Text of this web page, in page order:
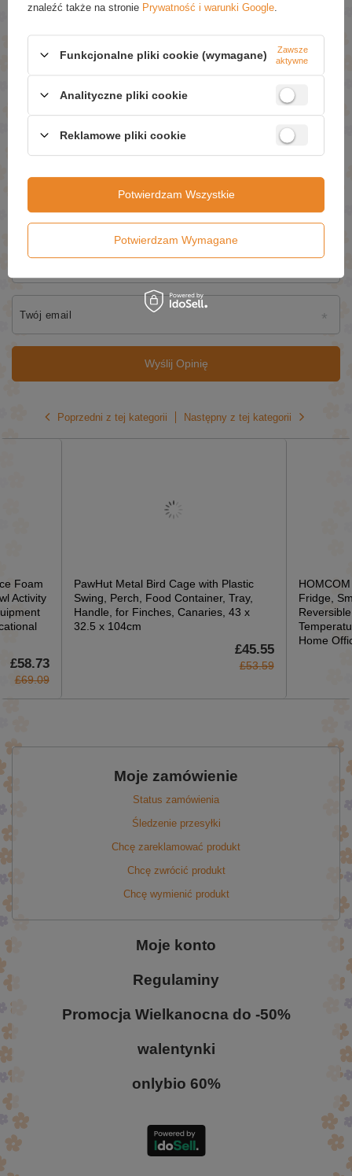
Twoja ocena:
Dodaj własne zdjęcie produktu:
Twój email
Wyślij Opinię
Poprzedni z tej kategorii
Foam
Activity
£58.73
£69.09
PawHut Metal Bird Cage with Plastic
Swing, Perch, Food Container, Tray,
Handle, for Finches, Canaries, 43 x
32.5 x 104cm
£45.55
£53.59
Fridge,
Home
Następny z tej kategorii
Moje zamówienie
Status zamówienia
Śledzenie przesyłki
Chcę zareklamować produkt
Chcę zwrócić produkt
Chcę wymienić produkt
Moje konto
Regulaminy
Promocja Wielkanocna do -50%
walentynki
onlybio 60%
znaleźć także na stronie Prywatność i warunki Google
Funkcjonalne pliki cookie (wymagane)
Zawsze
aktywne
Analityczne pliki cookie
Reklamowe pliki cookie
Potwierdzam Wymagane
Potwierdzam Wszystkie